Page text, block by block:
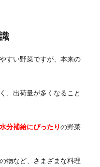
すい野菜ですが、本来の
、出荷量が多くなること
分補給にぴったりの野菜
物など、さまざまな料理